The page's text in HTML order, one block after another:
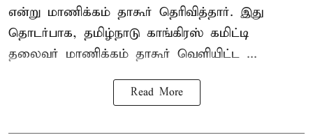
என்று மாணிக்கம் தாகூர் தெரிவித்தார். இது
தொடர்பாக, தமிழ்நாடு காங்கிரஸ் கமிட்டி
தலைவர் மாணிக்கம் தாகூர் வெளியிட்ட ...
Read More